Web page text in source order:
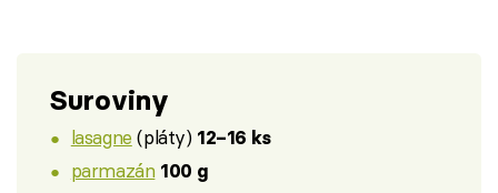
Suroviny
lasagne (pláty) 12–16 ks
parmazán 100 g